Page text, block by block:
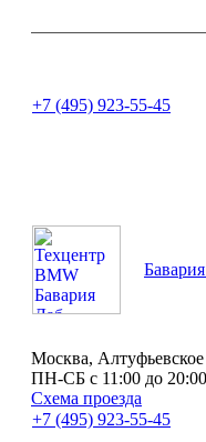
+7 (495) 923-55-45
Москва,
ПН-СБ с 11:00 до 20:00
Схема проезда
+7 (495) 923-55-45